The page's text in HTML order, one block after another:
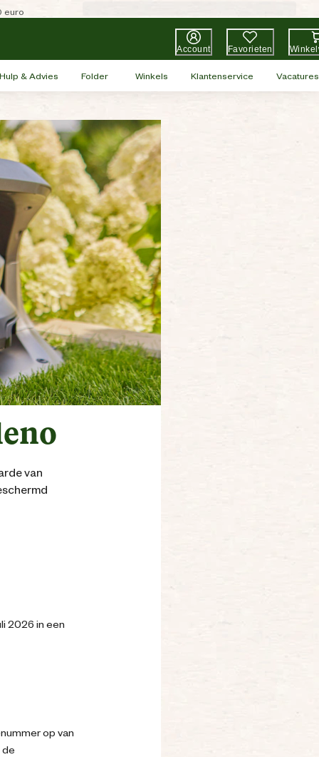
euro
Account Favorieten
Hulp & Advies Folder Winkels Klantenservice Vacatures
van
2026 in een
op van
de